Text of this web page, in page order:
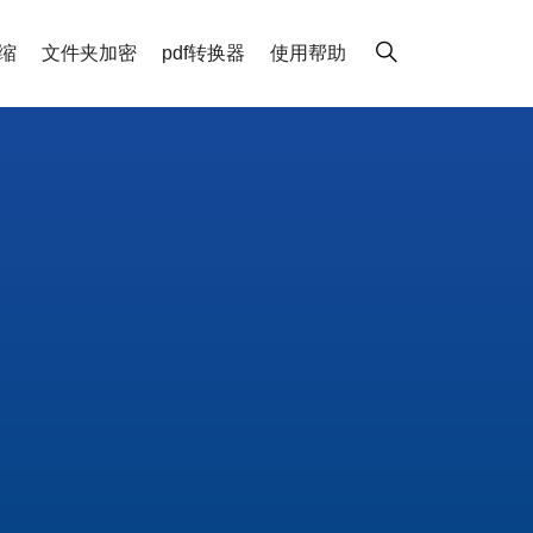
文件夹加密 pdf转换器 使用帮助